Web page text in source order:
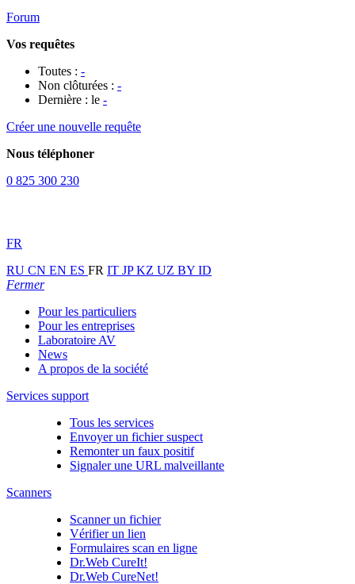
Forum
Vos requêtes
Toutes : -
Non clôturées : -
Dernière : le -
Créer une nouvelle requête
Nous téléphoner
0 825 300 230
FR
RU CN EN ES FR IT JPKZ UZ BY ID
Fermer
Pour les particuliers
Pour les entreprises
Laboratoire AV
News
A propos de la société
Services support
Tous les services
Envoyer un fichier suspect
Remonter un faux positif
Signaler une URL malveillante
Scanners
Scanner un fichier
Vérifier un lien
Formulaires scan en ligne
Dr.Web CureIt!
Dr.Web CureNet!